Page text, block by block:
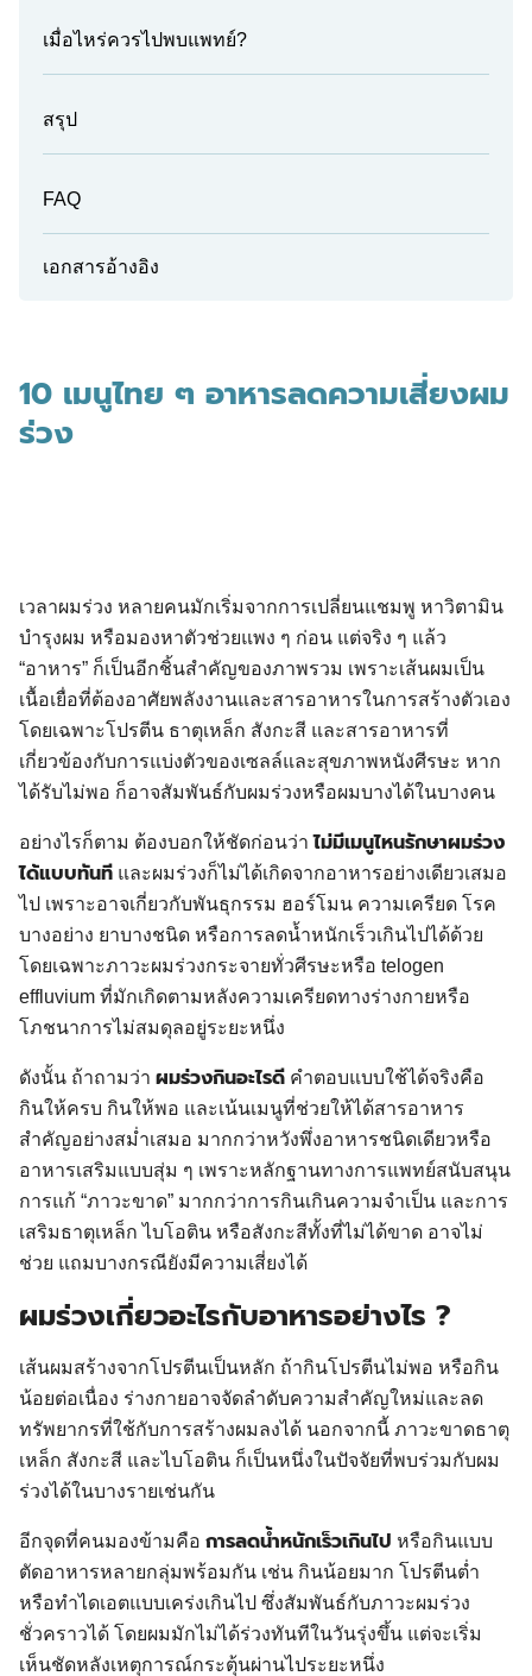
เมื่อไหร่ควรไปพบแพทย์?
สรุป
FAQ
เอกสารอ้างอิง
10 เมนูไทย ๆ อาหารลดความเสี่ยงผม
ร่วง
เวลาผมร่วง หลายคนมักเริ่มจากการเปลี่ยนแชมพู หาวิตามิน
บำรุงผม หรือมองหาตัวช่วยแพง ๆ ก่อน แต่จริง ๆ แล้ว
“อาหาร” ก็เป็นอีกชิ้นสำคัญของภาพรวม เพราะเส้นผมเป็น
เนื้อเยื่อที่ต้องอาศัยพลังงานและสารอาหารในการสร้างตัวเอง
โดยเฉพาะโปรตีน ธาตุเหล็ก สังกะสี และสารอาหารที่
เกี่ยวข้องกับการแบ่งตัวของเซลล์และสุขภาพหนังศีรษะ หาก
ได้รับไม่พอ ก็อาจสัมพันธ์กับผมร่วงหรือผมบางได้ในบางคน
อย่างไรก็ตาม ต้องบอกให้ชัดก่อนว่าไม่มีเมนูไหนรักษาผมร่วง
ได้แบบทันที และผมร่วงก็ไม่ได้เกิดจากอาหารอย่างเดียวเสมอ
ไป เพราะอาจเกี่ยวกับพันธุกรรม ฮอร์โมน ความเครียด โรค
บางอย่าง ยาบางชนิด หรือการลดน้ำหนักเร็วเกินไปได้ด้วย
โดยเฉพาะภาวะผมร่วงกระจายทั่วศีรษะหรือ telogen
effluvium ที่มักเกิดตามหลังความเครียดทางร่างกายหรือ
โภชนาการไม่สมดุลอยู่ระยะหนึ่ง
ดังนั้น ถ้าถามว่า ผมร่วงกินอะไรดี คำตอบแบบใช้ได้จริงคือ
กินให้ครบ กินให้พอ และเน้นเมนูที่ช่วยให้ได้สารอาหาร
สำคัญอย่างสม่ำเสมอ มากกว่าหวังพึ่งอาหารชนิดเดียวหรือ
อาหารเสริมแบบสุ่ม ๆ เพราะหลักฐานทางการแพทย์สนับสนุน
การแก้ “ภาวะขาด” มากกว่าการกินเกินความจำเป็น และการ
เสริมธาตุเหล็ก ไบโอติน หรือสังกะสีทั้งที่ไม่ได้ขาด อาจไม่
ช่วย แถมบางกรณียังมีความเสี่ยงได้
ผมร่วงเกี่ยวอะไรกับอาหารอย่างไร ?
เส้นผมสร้างจากโปรตีนเป็นหลัก ถ้ากินโปรตีนไม่พอ หรือกิน
น้อยต่อเนื่อง ร่างกายอาจจัดลำดับความสำคัญใหม่และลด
ทรัพยากรที่ใช้กับการสร้างผมลงได้ นอกจากนี้ ภาวะขาดธาตุ
เหล็ก สังกะสี และไบโอติน ก็เป็นหนึ่งในปัจจัยที่พบร่วมกับผม
ร่วงได้ในบางรายเช่นกัน
อีกจุดที่คนมองข้ามคือ การลดน้ำหนักเร็วเกินไป หรือกินแบบ
ตัดอาหารหลายกลุ่มพร้อมกัน เช่น กินน้อยมาก โปรตีนต่ำ
หรือทำไดเอตแบบเคร่งเกินไป ซึ่งสัมพันธ์กับภาวะผมร่วง
ชั่วคราวได้ โดยผมมักไม่ได้ร่วงทันทีในวันรุ่งขึ้น แต่จะเริ่ม
เห็นชัดหลังเหตุการณ์กระตุ้นผ่านไประยะหนึ่ง